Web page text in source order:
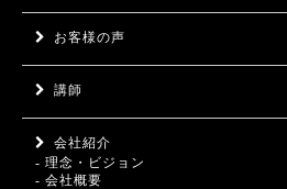
お客様の声
講師
会社紹介
- 理念・ビジョン
- 会社概要